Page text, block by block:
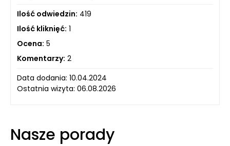
Ilość odwiedzin: 419
Ilość kliknięć: 1
Ocena: 5
Komentarzy: 2
Data dodania: 10.04.2024
Ostatnia wizyta: 06.08.2026
Nasze porady